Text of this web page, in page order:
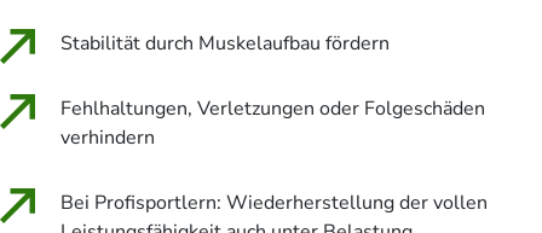
Stabilität durch Muskelaufbau fördern
Fehlhaltungen, Verletzungen oder Folgeschäden
verhindern
Bei Profisportlern: Wiederherstellung der vollen